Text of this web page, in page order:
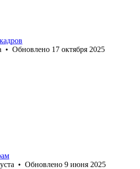
• Обновлено 17 октября 2025
• Обновлено 9 июня 2025